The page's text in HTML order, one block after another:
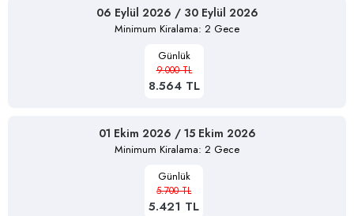
06 Eylül 2026 / 30 Eylül 2026
Minimum Kiralama: 2 Gece
Günlük
9.000 TL
8.564 TL
01 Ekim 2026 / 15 Ekim 2026
Minimum Kiralama: 2 Gece
Günlük
5.700 TL
5.421 TL